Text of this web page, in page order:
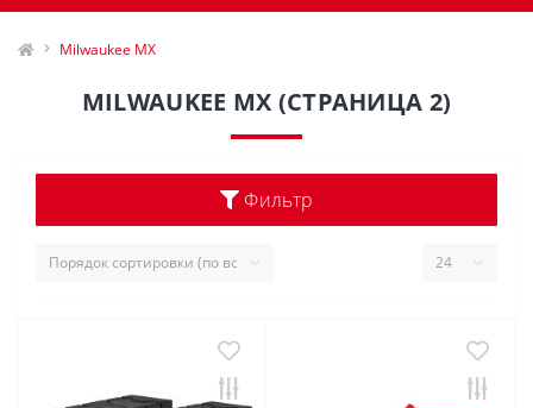
Milwaukee MX
MILWAUKEE MX (СТРАНИЦА 2)
Фильтр